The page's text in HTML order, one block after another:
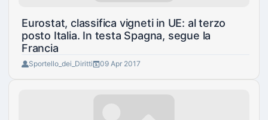
Eurostat, classifica vigneti in UE: al terzo
posto Italia. In testa Spagna, segue la
Francia
Sportello_dei_Diritti 09 Apr 2017